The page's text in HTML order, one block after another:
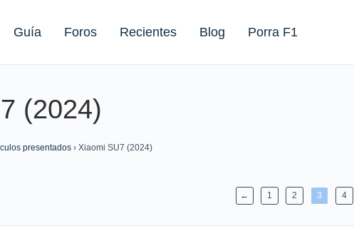
Guía Foros Recientes Blog Porra F1
(2024)
presentados › Xiaomi SU7 (2024)
← 1 2 3 4